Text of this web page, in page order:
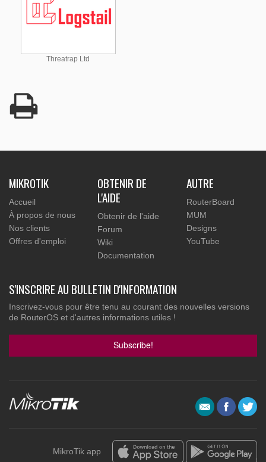
Threatrap Ltd
MIKROTIK
Accueil
À propos de nous
Nos clients
Offres d'emploi
OBTENIR DE
L'AIDE
Obtenir de l'aide
Forum
Wiki
Documentation
AUTRE
RouterBoard
MUM
Designs
YouTube
S'INSCRIRE AU BULLETIN D'INFORMATION
Inscrivez-vous pour être tenu au courant des nouvelles versions
de RouterOS et d'autres informations utiles !
Subscribe!
MikroTik app